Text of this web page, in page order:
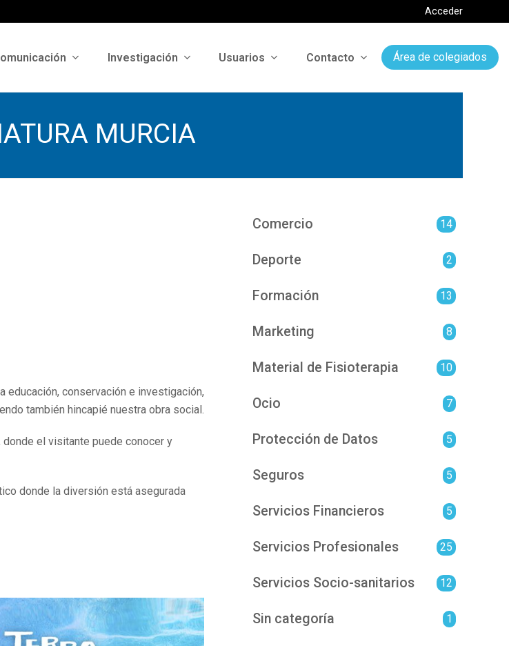
Acceder
Investigación Usuarios Contacto Área de colegiados
MURCIA
educación, conservación e investigación,
también hincapié nuestra obra social.
el visitante puede conocer y
donde la diversión está asegurada
Comercio 14
Deporte 2
Formación 13
Marketing 8
Material de Fisioterapia 10
Ocio 7
Protección de Datos 5
Seguros 5
Servicios Financieros 5
Servicios Profesionales 25
Servicios Socio-sanitarios 12
Sin categoría 1